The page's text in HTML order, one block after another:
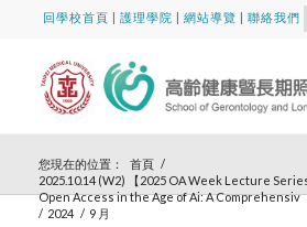
回學校首頁 |護理學院 |網站導覽 | 聯絡我們
您現在的位置： 首頁 /
2025.10.14 (W2) 【2025 OA Week Lecture
Open Access in the Age of Ai: A Comprehensiv
/ 2024 / 9 月